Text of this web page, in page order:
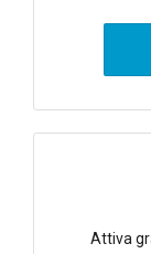
Attiva